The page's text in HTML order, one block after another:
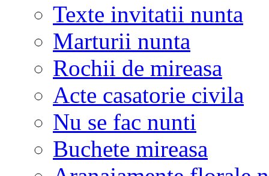
Texte invitatii nunta
Marturii nunta
Rochii de mireasa
Acte casatorie civila
Nu se fac nunti
Buchete mireasa